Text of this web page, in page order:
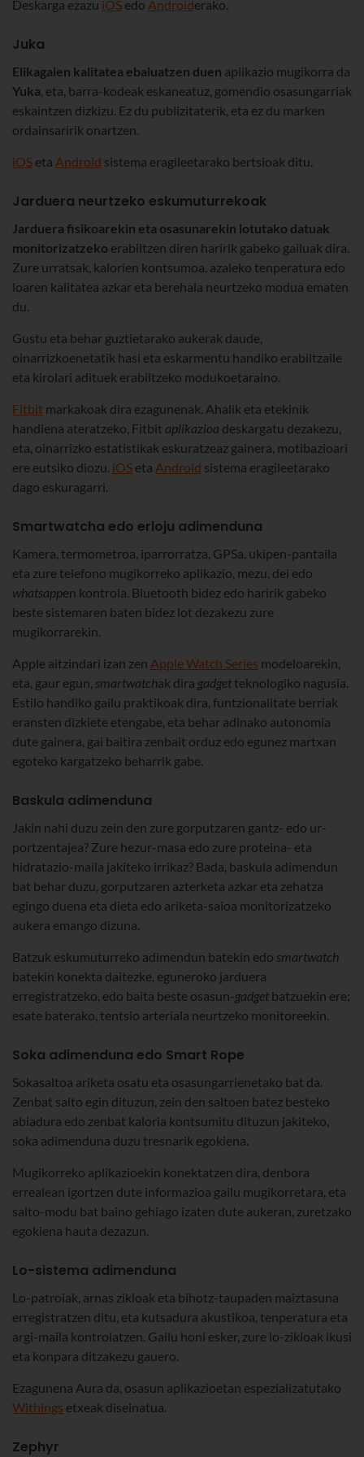
Deskarga ezazu iOS edo Androiderako.
Juka
Elikagaien kalitatea ebaluatzen duen aplikazio mugikorra da
Yuka, eta, barra-kodeak eskaneatuz, gomendio osasungarriak
eskaintzen dizkizu. Ez du publizitaterik, eta ez du marken
ordainsaririk onartzen.
iOS eta Android sistema eragileetarako bertsioak ditu.
Jarduera neurtzeko eskumuturrekoak
Jarduera fisikoarekin eta osasunarekin lotutako datuak
monitorizatzeko erabiltzen diren haririk gabeko gailuak dira.
Zure urratsak, kalorien kontsumoa, azaleko tenperatura edo
loaren kalitatea azkar eta berehala neurtzeko modua ematen
du.
Gustu eta behar guztietarako aukerak daude,
oinarrizkoenetatik hasi eta eskarmentu handiko erabiltzaile
eta kirolari adituek erabiltzeko modukoetaraino.
Fitbit markakoak dira ezagunenak. Ahalik eta etekinik
handiena ateratzeko, Fitbit aplikazioa deskargatu dezakezu,
eta, oinarrizko estatistikak eskuratzeaz gainera, motibazioari
ere eutsiko diozu. iOS eta Android sistema eragileetarako
dago eskuragarri.
Smartwatcha edo erloju adimenduna
Kamera, termometroa, iparrorratza, GPSa, ukipen-pantaila
eta zure telefono mugikorreko aplikazio, mezu, dei edo
whatsappen kontrola. Bluetooth bidez edo haririk gabeko
beste sistemaren baten bidez lot dezakezu zure
mugikorrarekin.
Apple aitzindari izan zen Apple Watch Series modeloarekin,
eta, gaur egun, smartwatchak dira gadget teknologiko nagusia.
Estilo handiko gailu praktikoak dira, funtzionalitate berriak
eransten dizkiete etengabe, eta behar adinako autonomia
dute gainera, gai baitira zenbait orduz edo egunez martxan
egoteko kargatzeko beharrik gabe.
Baskula adimenduna
Jakin nahi duzu zein den zure gorputzaren gantz- edo ur-
portzentajea? Zure hezur-masa edo zure proteina- eta
hidratazio-maila jakiteko irrikaz? Bada, baskula adimendun
bat behar duzu, gorputzaren azterketa azkar eta zehatza
egingo duena eta dieta edo ariketa-saioa monitorizatzeko
aukera emango dizuna.
Batzuk eskumuturreko adimendun batekin edo smartwatch
batekin konekta daitezke, eguneroko jarduera
erregistratzeko, edo baita beste osasun-gadget batzuekin ere;
esate baterako, tentsio arteriala neurtzeko monitoreekin.
Soka adimenduna edo Smart Rope
Sokasaltoa ariketa osatu eta osasungarrienetako bat da.
Zenbat salto egin dituzun, zein den saltoen batez besteko
abiadura edo zenbat kaloria kontsumitu dituzun jakiteko,
soka adimenduna duzu tresnarik egokiena.
Mugikorreko aplikazioekin konektatzen dira, denbora
errealean igortzen dute informazioa gailu mugikorretara, eta
salto-modu bat baino gehiago izaten dute aukeran, zuretzako
egokiena hauta dezazun.
Lo-sistema adimenduna
Lo-patroiak, arnas zikloak eta bihotz-taupaden maiztasuna
erregistratzen ditu, eta kutsadura akustikoa, tenperatura eta
argi-maila kontrolatzen. Gailu honi esker, zure lo-zikloak ikusi
eta konpara ditzakezu gauero.
Ezagunena Aura da, osasun aplikazioetan espezializatutako
Withings etxeak diseinatua.
Zephyr